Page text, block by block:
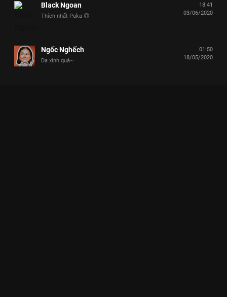
Black Ngoan
Thích nhất Puka 😍
18:41
03/06/2020
Ngốc Nghếch
Dạ xinh quá~
01:50
18/05/2020